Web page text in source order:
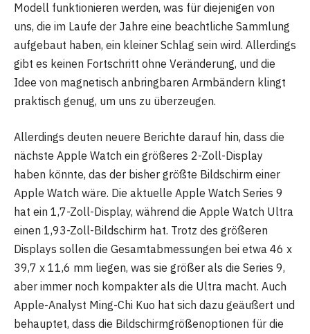
Modell funktionieren werden, was für diejenigen von
uns, die im Laufe der Jahre eine beachtliche Sammlung
aufgebaut haben, ein kleiner Schlag sein wird. Allerdings
gibt es keinen Fortschritt ohne Veränderung, und die
Idee von magnetisch anbringbaren Armbändern klingt
praktisch genug, um uns zu überzeugen.
Allerdings deuten neuere Berichte darauf hin, dass die
nächste Apple Watch ein größeres 2-Zoll-Display
haben könnte, das der bisher größte Bildschirm einer
Apple Watch wäre. Die aktuelle Apple Watch Series 9
hat ein 1,7-Zoll-Display, während die Apple Watch Ultra
einen 1,93-Zoll-Bildschirm hat. Trotz des größeren
Displays sollen die Gesamtabmessungen bei etwa 46 x
39,7 x 11,6 mm liegen, was sie größer als die Series 9,
aber immer noch kompakter als die Ultra macht. Auch
Apple-Analyst Ming-Chi Kuo hat sich dazu geäußert und
behauptet, dass die Bildschirmgrößenoptionen für die